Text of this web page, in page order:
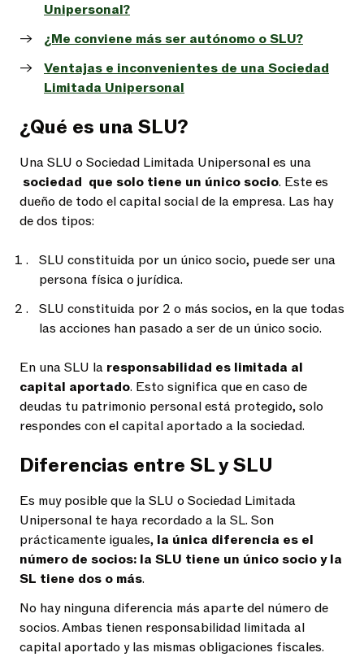
Unipersonal?
¿Me conviene más ser autónomo o SLU?
Ventajas e inconvenientes de una Sociedad
Limitada Unipersonal
¿Qué es una SLU?
Una SLU o Sociedad Limitada Unipersonal es una
sociedad que solo tiene un único socio. Este es
dueño de todo el capital social de la empresa. Las hay
de dos tipos:
SLU constituida por un único socio, puede ser una
persona física o jurídica.
SLU constituida por 2 o más socios, en la que todas
las acciones han pasado a ser de un único socio.
En una SLU la responsabilidad es limitada al
capital aportado. Esto significa que en caso de
deudas tu patrimonio personal está protegido, solo
respondes con el capital aportado a la sociedad.
Diferencias entre SL y SLU
Es muy posible que la SLU o Sociedad Limitada
Unipersonal te haya recordado a la SL. Son
prácticamente iguales, la única diferencia es el
número de socios: la SLU tiene un único socio y la
SL tiene dos o más.
No hay ninguna diferencia más aparte del número de
socios. Ambas tienen responsabilidad limitada al
capital aportado y las mismas obligaciones fiscales.